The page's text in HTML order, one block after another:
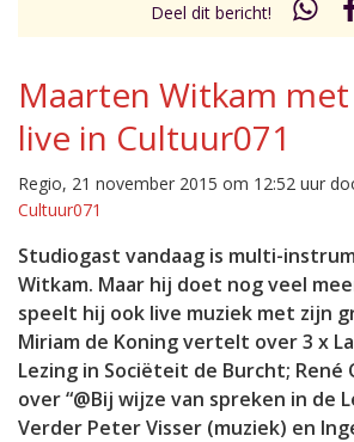
Deel dit bericht!
Maarten Witkam met
live in Cultuur071
Regio, 21 november 2015 om 12:52 uur
Cultuur071
Studiogast vandaag is multi-
Witkam. Maar hij doet nog veel
speelt hij ook live muziek met zijn
Miriam de Koning vertelt over 3 x
Lezing in Sociëteit de Burcht; René
over “@Bij wijze van spreken in de
Verder Peter Visser (muziek) en